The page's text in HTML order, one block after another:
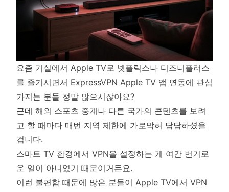
요즘 거실에서 Apple TV로 넷플릭스나 디즈니플러스
를 즐기시면서 ExpressVPN Apple TV 앱 연동에 관심
가지는 분들 정말 많으시잖아요?
근데 해외 스포츠 중계나 다른 국가의 콘텐츠를 보려
고 할 때마다 매번 지역 제한에 가로막혀 답답하셨을
겁니다.
스마트 TV 환경에서 VPN을 설정하는 게 여간 번거로
운 일이 아니었기 때문이거든요.
이런 불편함 때문에 많은 분들이 Apple TV에서 VPN